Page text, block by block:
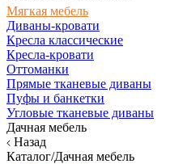
Мягкая мебель
Диваны-кровати
Кресла классические
Кресла-кровати
Оттоманки
Прямые тканевые диваны
Пуфы и банкетки
Угловые тканевые диваны
Дачная мебель
Назад
Каталог/Дачная мебель